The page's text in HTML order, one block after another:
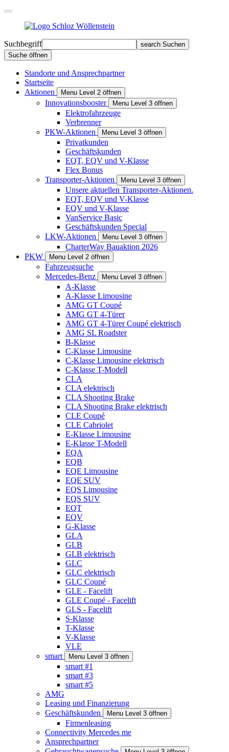
Suchbegriff search Suchen
Suche öffnen
Standorte und Ansprechpartner
Startseite
Aktionen
Menu Level 2 öffnen
Innovationsbooster Menu Level 3 öffnen
Elektrofahrzeuge
Verbrenner
PKW-Aktionen
Menu Level 3 öffnen
Privat­kunden
Geschäfts­kunden
EQT, EQV und V-Klasse
Flex Bonus
Transporter-Aktionen
Menu Level 3 öffnen
Unsere aktuellen Transporter-Aktionen.
EQT, EQV und V-Klasse
EQV und V-Klasse
VanService Basic
Geschäftskunden Special
LKW-Aktionen
Menu Level 3 öffnen
CharterWay Bauaktion 2026
PKW
Menu Level 2 öffnen
Fahrzeugsuche
Mercedes-Benz
Menu Level 3 öffnen
A-Klasse
A-Klasse Limousine
AMG GT Coupé
AMG GT 4-Türer
AMG GT 4-Türer Coupé elektrisch
AMG SL Roadster
B-Klasse
C-Klasse Limousine
C-Klasse Limousine elektrisch
C-Klasse T-Modell
CLA
CLA elektrisch
CLA Shooting Brake
CLA Shooting Brake elektrisch
CLE Coupé
CLE Cabriolet
E-Klasse Limousine
E-Klasse T-Modell
EQA
EQB
EQE Limousine
EQE SUV
EQS Limousine
EQS SUV
EQT
EQV
G-Klasse
GLA
GLB
GLB elektrisch
GLC
GLC elektrisch
GLC Coupé
GLE - Facelift
GLE Coupé - Facelift
GLS - Facelift
S-Klasse
T-Klasse
V-Klasse
VLE
smart
Menu Level 3 öffnen
smart #1
smart #3
smart #5
AMG
Leasing und Finanzierung
Geschäftskunden
Menu Level 3 öffnen
Firmenleasing
Connectivity Mercedes me
Ansprechpartner